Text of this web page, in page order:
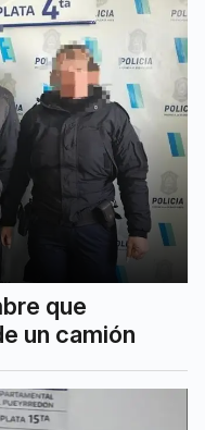
que
un camión